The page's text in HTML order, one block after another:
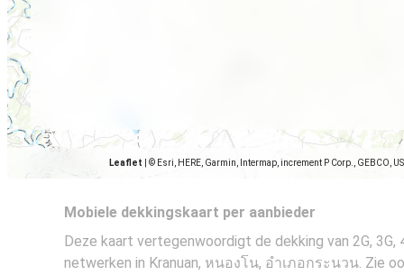
Leaflet © Esri, HERE, Garmin, Intermap, increment P Corp., GEBCO,
Mobiele dekkingskaart per aanbieder
Deze kaart vertegenwoordigt de dekking van 2G, 3G,
netwerken in Kranuan, หนองโน, อำเภอกระนวน. Zie